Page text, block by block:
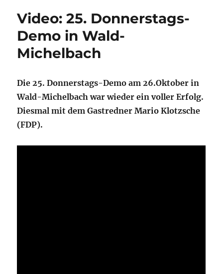
Video: 25. Donnerstags-
Demo in Wald-
Michelbach
Die 25. Donnerstags-Demo am 26.Oktober in
Wald-Michelbach war wieder ein voller Erfolg.
Diesmal mit dem Gastredner Mario Klotzsche
(FDP).